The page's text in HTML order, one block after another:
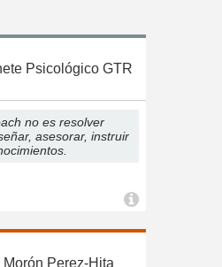
Psicológico GTR
no es resolver
asesorar, instruir
Morón Perez-Hita